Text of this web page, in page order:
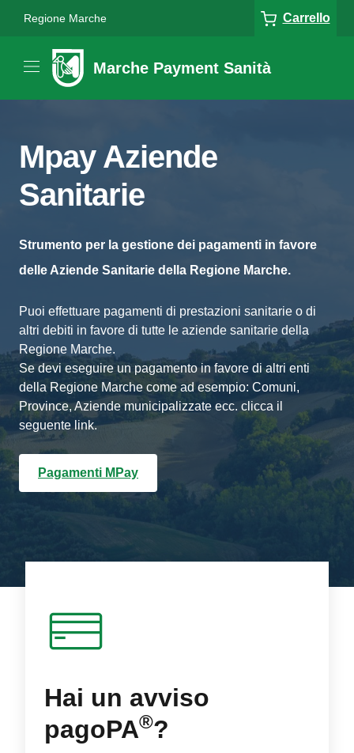
Regione Marche Carrello
Marche Payment Sanità
Mpay Aziende
Sanitarie
Strumento per la gestione dei pagamenti in favore
delle Aziende Sanitarie della Regione Marche.
Puoi effettuare pagamenti di prestazioni sanitarie o di
altri debiti in favore di tutte le aziende sanitarie della
Regione Marche.
Se devi eseguire un pagamento in favore di altri enti
della Regione Marche come ad esempio: Comuni,
Province, Aziende municipalizzate ecc. clicca il
seguente link.
Pagamenti MPay
Hai un avviso
pagoPA®?